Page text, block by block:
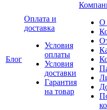
Блог
Оплата и
доставка
Условия
оплаты
Условия
доставки
Гарантия
на товар
О